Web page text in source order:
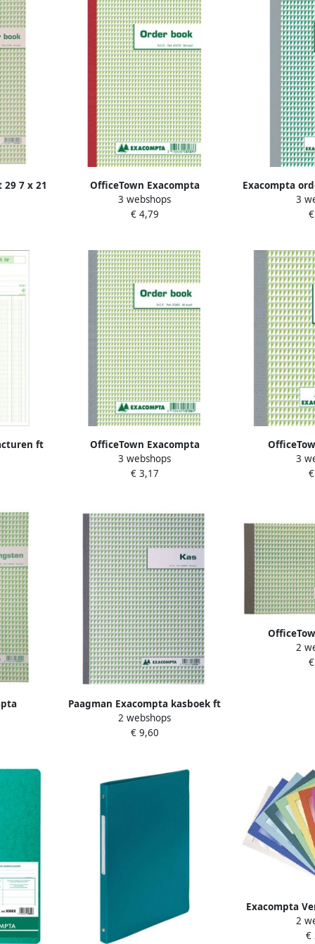
7 x 21
OfficeTown Exacompta
orderbook ft 21 x 13 6 cm tripli
(50 x 3 vel)
3 webshops
€ 4,79
Exacompta
5 cm3
ft
OfficeTown Exacompta
orderbook ft 21 x 13 5 cm dupli
(50 x 2 vel)
3 webshops
€ 3,17
orderbook ft
3
Paagman Exacompta kasboek ft
A4 Nederlandstalig dupli (50 x 2
vel)
2 webshops
€ 9,60
2
Exacompta
L-model 2
€